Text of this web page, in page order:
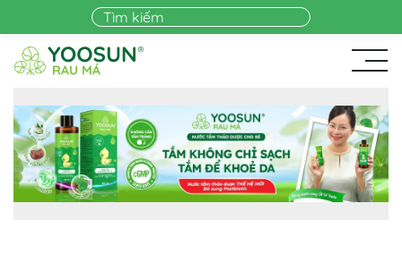
Skip to main content